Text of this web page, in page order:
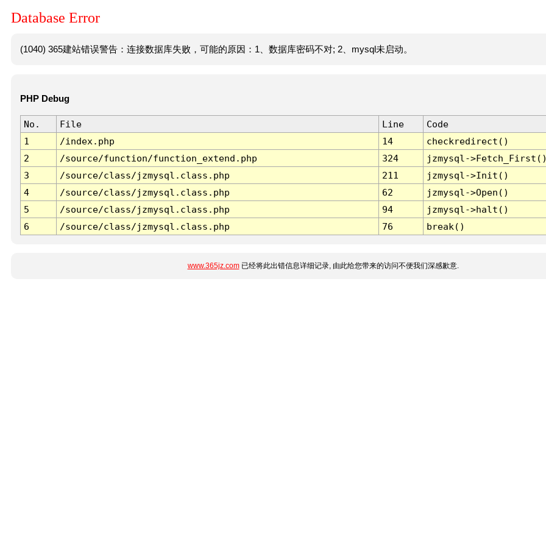
Database Error
(1040) 365建站错误警告：连接数据库失败，可能的原因：1、数据库密码不对; 2、mysql未启动。
PHP Debug
No. File Line
Code
1
/index.php 14
checkredirect()
2
/source/function/function_extend.php 324
jzmysql-
3
/source/class/jzmysql.class.php 211
jzmysql->Init()
4
/source/class/jzmysql.class.php 62
jzmysql->Open()
5
/source/class/jzmysql.class.php 94
jzmysql->halt()
6
/source/class/jzmysql.class.php 76 break()
www.365jz.com已经将此出错信息详细记录, 由此给您带来的访问不便我们深感歉意.